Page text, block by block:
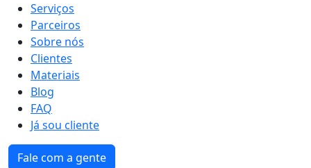
Serviços
Parceiros
Sobre nós
Clientes
Materiais
Blog
FAQ
Já sou cliente
Fale com a gente